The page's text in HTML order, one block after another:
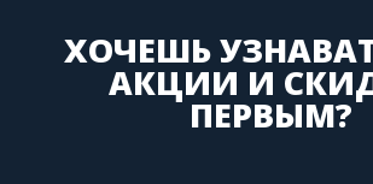
ХОЧЕШЬ
АКЦИИ И
ПЕРВЫМ?